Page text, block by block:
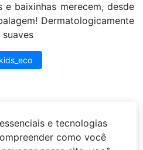
baixinhas merecem, desde
Dermatologicamente
– Jardim Vista Alegre –
e tecnologias
como você